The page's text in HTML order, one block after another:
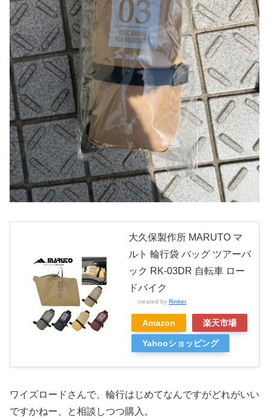
大久保製作所 MARUTO マ
ルト 輪行袋 バッグ ツアーバ
ック RK-03DR 自転車 ロー
ドバイク
created by Rinker
Amazon 楽天市場
Yahooショッピング
ワイズロードさんで、輪行はじめてなんですがどれがいい
ですかねー、と相談しつつ購入。